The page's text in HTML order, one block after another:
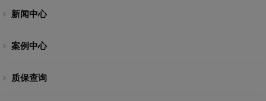
新闻中心
案例中心
质保查询